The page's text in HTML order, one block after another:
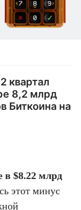
квартал
8,2 млрд
Биткоина на
в $8.22 млрд
этот минус